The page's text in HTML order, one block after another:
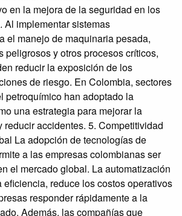
en la mejora de la seguridad en los
Al implementar sistemas
el manejo de maquinaria pesada,
peligrosos y otros procesos críticos,
reducir la exposición de los
de riesgo. En Colombia, sectores
petroquímico han adoptado la
una estrategia para mejorar la
reducir accidentes. 5. Competitividad
La adopción de tecnologías de
a las empresas colombianas ser
el mercado global. La automatización
eficiencia, reduce los costos operativos
responder rápidamente a la
Además, las compañías que